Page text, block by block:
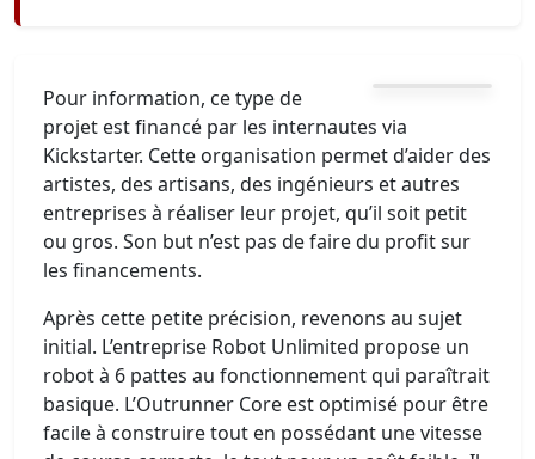
Pour information, ce type de
projet est financé par les internautes via
Kickstarter. Cette organisation permet d’aider des
artistes, des artisans, des ingénieurs et autres
entreprises à réaliser leur projet, qu’il soit petit
ou gros. Son but n’est pas de faire du profit sur
les financements.
Après cette petite précision, revenons au sujet
initial. L’entreprise Robot Unlimited propose un
robot à 6 pattes au fonctionnement qui paraîtrait
basique. L’Outrunner Core est optimisé pour être
facile à construire tout en possédant une vitesse